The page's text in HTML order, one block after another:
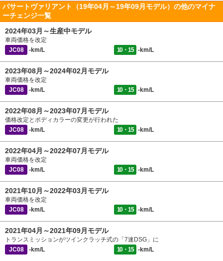
パサートヴァリアント（19年04月～19年09月モデル）の他のマイナ
ーチェンジ一覧
2024年03月～生産中モデル
車両価格を改定
JC08
-km/L 10・15 -km/L
2023年08月～2024年02月モデル
車両価格を改定
JC08
-km/L 10・15 -km/L
2022年08月～2023年07月モデル
価格改定とボディカラーの変更が行われた
JC08
-km/L 10・15 -km/L
2022年04月～2022年07月モデル
車両価格を改定
JC08
-km/L 10・15 -km/L
2021年10月～2022年03月モデル
車両価格を改定
JC08
-km/L 10・15 -km/L
2021年04月～2021年09月モデル
トランスミッションがツインクラッチ式の「7速DSG」に
JC08
-km/L 10・15 -km/L